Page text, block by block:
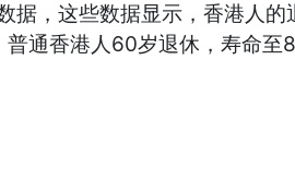
，这些数据显示，香港人
通香港人60岁退休，寿命